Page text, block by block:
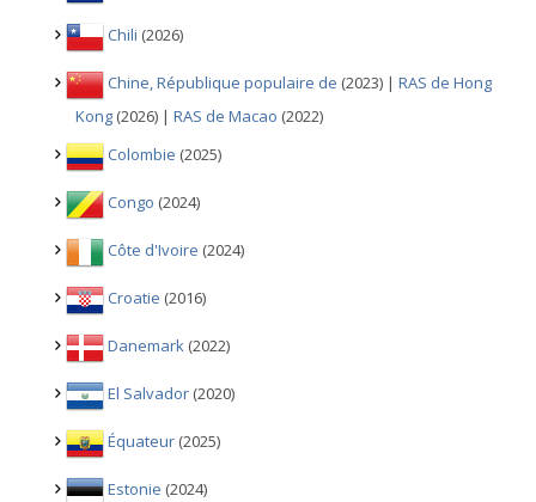
Chili (2026)
Chine, République populaire de (2023) | RAS de Hong
Kong (2026) | RAS de Macao (2022)
Colombie (2025)
Congo (2024)
Côte d'Ivoire (2024)
Croatie (2016)
Danemark (2022)
El Salvador (2020)
Équateur (2025)
Estonie (2024)